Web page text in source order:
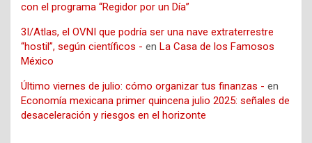
con el programa “Regidor por un Día”
3I/Atlas, el OVNI que podría ser una nave extraterrestre
“hostil”, según científicos - en La Casa de los Famosos
México
Último viernes de julio: cómo organizar tus finanzas - en
Economía mexicana primer quincena julio 2025: señales de
desaceleración y riesgos en el horizonte